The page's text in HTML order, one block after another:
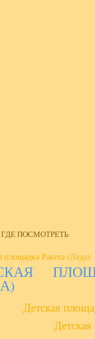
ГДЕ ПОСМОТРЕТЬ
площадка Ракета (Леда)